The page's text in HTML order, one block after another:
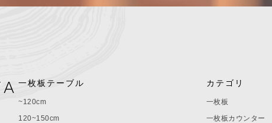
一枚板テーブル
~120cm
120~150cm
カテゴリ
一枚板
一枚板カウンター